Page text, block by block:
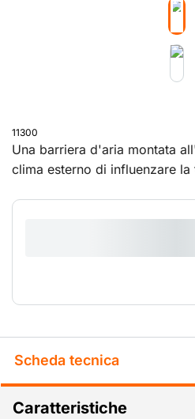
11300
Una barriera d'aria montata
clima esterno di influenzare
ambiente sufficientemente
Scheda tecnica
Caratteristiche